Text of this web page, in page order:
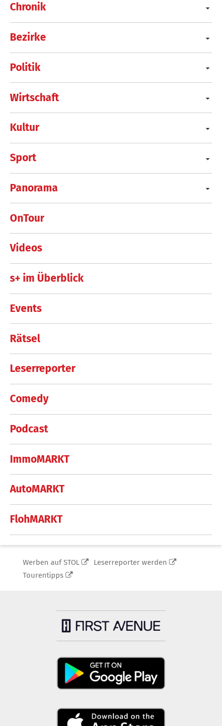
Chronik
Bezirke
Politik
Wirtschaft
Kultur
Sport
Panorama
OnTour
Videos
s+ im Überblick
Events
Rätsel
Leserreporter
Comedy
Podcast
ImmoMARKT
AutoMARKT
FlohMARKT
Werben auf STOL
Leserreporter werden
Tourentipps